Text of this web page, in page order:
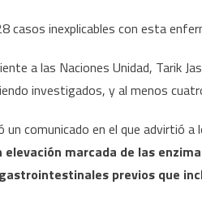
son
síntomas
inexplicables con esta
a las Naciones Unidad, Tarik
investigados, y al menos
comunicado en el que advirtió
marcada de las
previos que